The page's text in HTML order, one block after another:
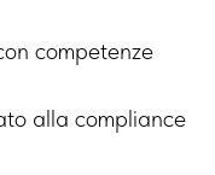
competenze
alla compliance